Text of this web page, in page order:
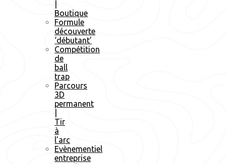
Boutique
Formule
découverte
‘débutant’
Compétition
de
ball
trap
Parcours
3D
permanent
Tir
à
l’arc
Evènementiel
entreprise